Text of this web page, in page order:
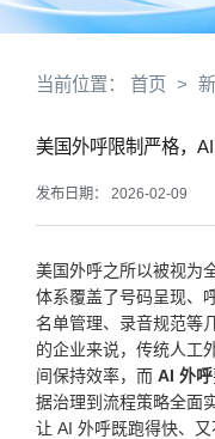
当前位置： 首页 >
美国外呼限制严格，
发布日期： 2026-02-09
美国外呼之所以被视为
体系覆盖了号码呈现、
名单管理、录音规范等
的企业来说，传统人工
间保持效率，而 AI 外呼
据治理到流程策略全面
让 AI 外呼既跑得快、